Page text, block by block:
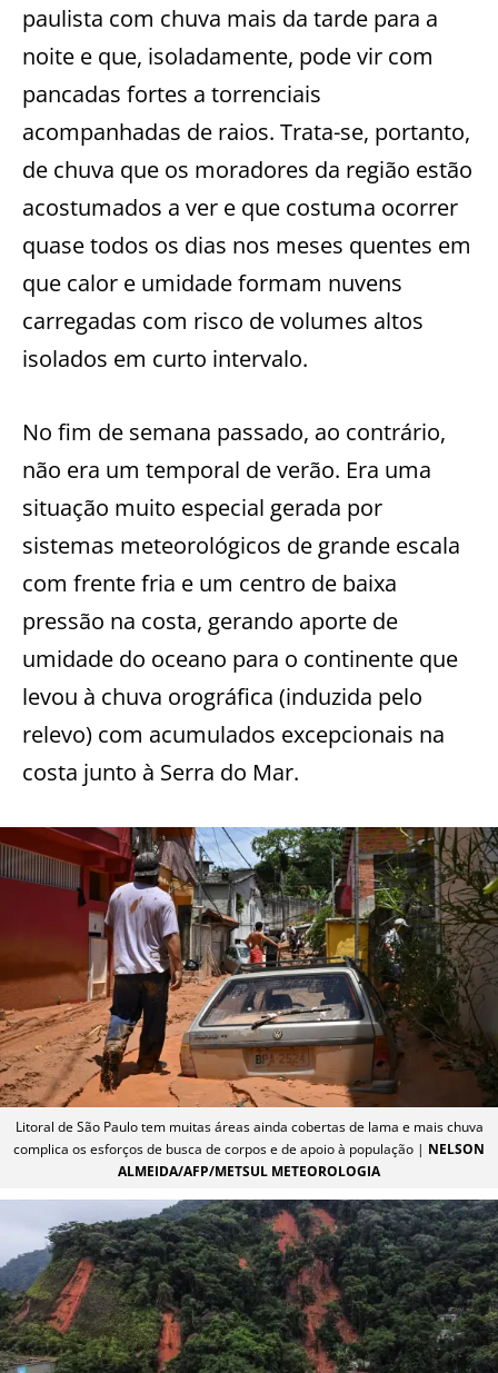
paulista com chuva mais da tarde para a
noite e que, isoladamente, pode vir com
pancadas fortes a torrenciais
acompanhadas de raios. Trata-se, portanto,
de chuva que os moradores da região estão
acostumados a ver e que costuma ocorrer
quase todos os dias nos meses quentes em
que calor e umidade formam nuvens
carregadas com risco de volumes altos
isolados em curto intervalo.
No fim de semana passado, ao contrário,
não era um temporal de verão. Era uma
situação muito especial gerada por
sistemas meteorológicos de grande escala
com frente fria e um centro de baixa
pressão na costa, gerando aporte de
umidade do oceano para o continente que
levou à chuva orográfica (induzida pelo
relevo) com acumulados excepcionais na
costa junto à Serra do Mar.
Litoral de São Paulo tem muitas áreas ainda cobertas de lama e mais chuva
complica os esforços de busca de corpos e de apoio à população | NELSON
ALMEIDA/AFP/METSUL METEOROLOGIA